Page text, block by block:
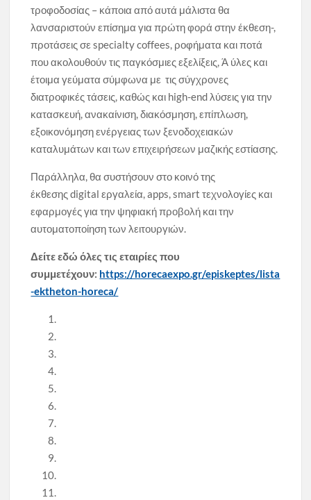
τροφοδοσίας – κάποια από αυτά μάλιστα θα
λανσαριστούν επίσημα για πρώτη φορά στην έκθεση-,
προτάσεις σε specialty coffees, ροφήματα και ποτά
που ακολουθούν τις παγκόσμιες εξελίξεις, Ά ύλες και
έτοιμα γεύματα σύμφωνα με τις σύγχρονες
διατροφικές τάσεις, καθώς και high-end λύσεις για την
κατασκευή, ανακαίνιση, διακόσμηση, επίπλωση,
εξοικονόμηση ενέργειας των ξενοδοχειακών
καταλυμάτων και των επιχειρήσεων μαζικής εστίασης.
Παράλληλα, θα συστήσουν στο κοινό της
έκθεσης digital εργαλεία, apps, smart τεχνολογίες και
εφαρμογές για την ψηφιακή προβολή και την
αυτοματοποίηση των λειτουργιών.
Δείτε εδώ όλες τις εταιρίες που
συμμετέχουν: https://horecaexpo.gr/episkeptes/lista
-ektheton-horeca/